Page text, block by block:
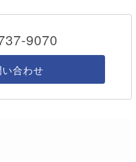
9070
合わせ